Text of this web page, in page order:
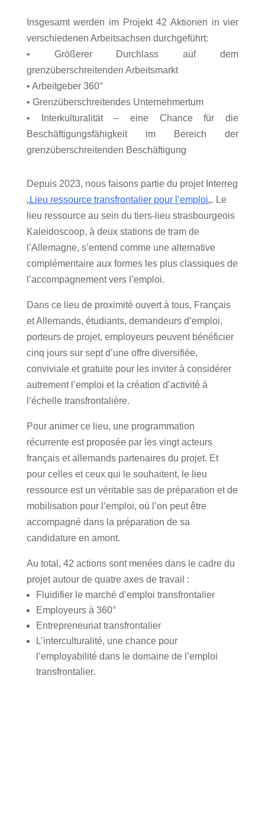
Insgesamt werden im Projekt 42 Aktionen in vier
verschiedenen Arbeitsachsen durchgeführt:
• Größerer Durchlass auf dem
grenzüberschreitenden Arbeitsmarkt
• Arbeitgeber 360°
• Grenzüberschreitendes Unternehmertum
• Interkulturalität – eine Chance für die
Beschäftigungsfähigkeit im Bereich der
grenzüberschreitenden Beschäftigung
Depuis 2023, nous faisons partie du projet Interreg
„Lieu ressource transfrontalier pour l’emploi„. Le
lieu ressource au sein du tiers-lieu strasbourgeois
Kaleidoscoop, à deux stations de tram de
l’Allemagne, s’entend comme une alternative
complémentaire aux formes les plus classiques de
l’accompagnement vers l’emploi.
Dans ce lieu de proximité ouvert à tous, Français
et Allemands, étudiants, demandeurs d’emploi,
porteurs de projet, employeurs peuvent bénéficier
cinq jours sur sept d’une offre diversifiée,
conviviale et gratuite pour les inviter à considérer
autrement l’emploi et la création d’activité à
l’échelle transfrontalière.
Pour animer ce lieu, une programmation
récurrente est proposée par les vingt acteurs
français et allemands partenaires du projet. Et
pour celles et ceux qui le souhaitent, le lieu
ressource est un véritable sas de préparation et de
mobilisation pour l’emploi, où l’on peut être
accompagné dans la préparation de sa
candidature en amont.
Au total, 42 actions sont menées dans le cadre du
projet autour de quatre axes de travail :
Fluidifier le marché d’emploi transfrontalier
Employeurs à 360°
Entrepreneuriat transfrontalier
L’interculturalité, une chance pour
l’employabilité dans le domaine de l’emploi
transfrontalier.